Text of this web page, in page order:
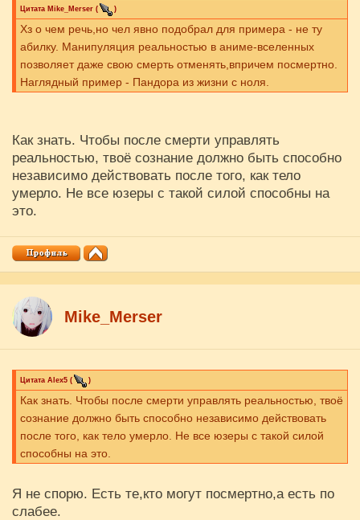
Цитата Mike_Merser ( )
Хз о чем речь,но чел явно подобрал для примера - не ту
абилку. Манипуляция реальностью в аниме-вселенных
позволяет даже свою смерть отменять,впричем посмертно.
Наглядный пример - Пандора из жизни с ноля.
Как знать. Чтобы после смерти управлять
реальностью, твоё сознание должно быть способно
независимо действовать после того, как тело
умерло. Не все юзеры с такой силой способны на
это.
Mike_Merser
Цитата Аlex5 ( )
Как знать. Чтобы после смерти управлять реальностью, твоё
сознание должно быть способно независимо действовать
после того, как тело умерло. Не все юзеры с такой силой
способны на это.
Я не спорю. Есть те,кто могут посмертно,а есть по
слабее.